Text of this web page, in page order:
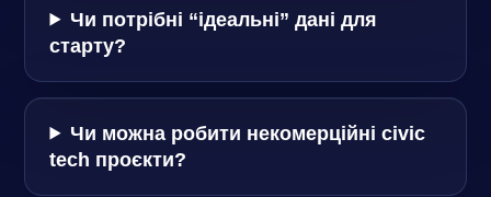
Чи потрібні “ідеальні” дані для
старту?
Чи можна робити некомерційні civic
tech проєкти?